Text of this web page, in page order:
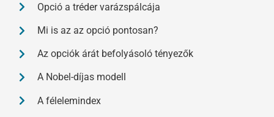
Opció a tréder varázspálcája
Mi is az az opció pontosan?
Az opciók árát befolyásoló tényezők
A Nobel-díjas modell
A félelemindex